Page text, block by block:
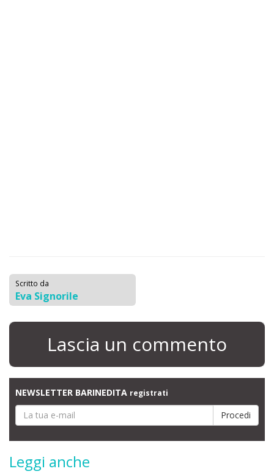
Scritto da
Eva Signorile
Lascia un commento
NEWSLETTER BARINEDITA registrati
Leggi anche